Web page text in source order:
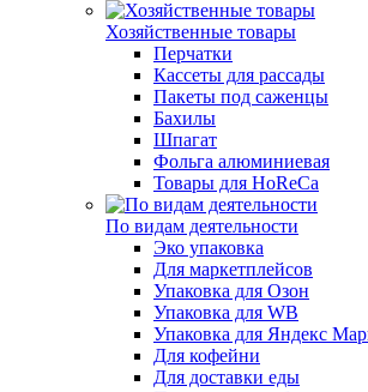
Хозяйственные товары
Перчатки
Кассеты для рассады
Пакеты под саженцы
Бахилы
Шпагат
Фольга алюминиевая
Товары для HoReCa
По видам деятельности
Эко упаковка
Для маркетплейсов
Упаковка для Озон
Упаковка для WB
Упаковка для Яндекс
Для кофейни
Для доставки еды